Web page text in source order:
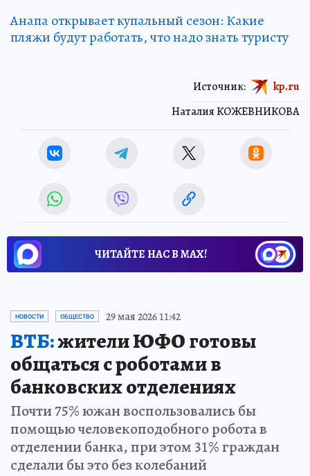
Анапа открывает купальный сезон: Какие
пляжи будут работать, что надо знать туристу
Наталия КОЖЕВНИКОВА
Источник: kp.ru
ЧИТАЙТЕ НАС В МАХ!
НОВОСТИ ОБЩЕСТВО 29 мая 2026 11:42
ВТБ:жители ЮФО готовы
общаться с роботами в
банковских отделениях
Почти 75% южан воспользовались бы
помощью человекоподобного робота в
отделении банка, при этом 31% граждан
сделали бы это без колебаний